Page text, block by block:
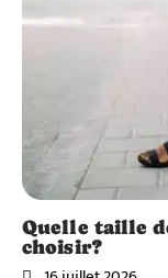
Quelle taille
choisir?